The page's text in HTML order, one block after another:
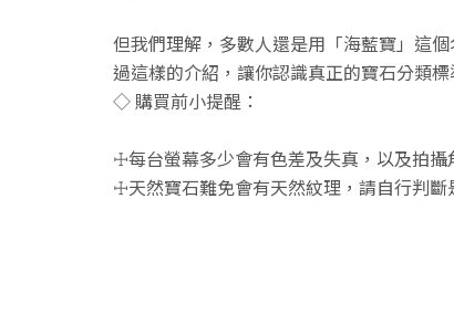
但我們理解，多數人還是用「海藍寶」這
過這樣的介紹，讓你認識真正的寶石分類標
◇ 購買前小提醒：
☩每台螢幕多少會有色差及失真，以及拍
☩天然寶石難免會有天然紋理，請自行判斷